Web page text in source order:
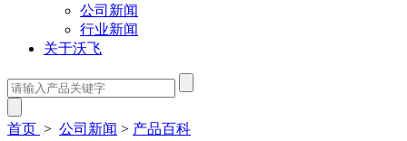
公司新闻
行业新闻
关于沃飞
首页 > 公司新闻 > 产品百科